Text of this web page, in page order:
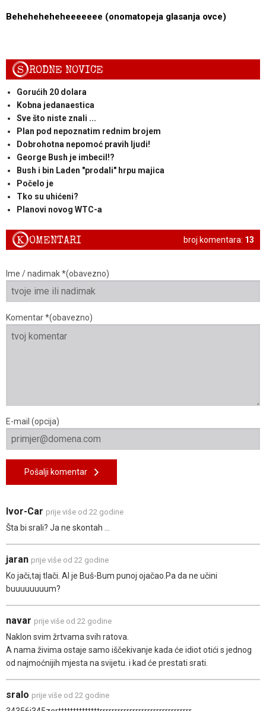
Beheheheheheeeeeee (onomatopeja glasanja ovce)
SRODNE NOVICE
Gorućih 20 dolara
Kobna jedanaestica
Sve što niste znali ...
Plan pod nepoznatim rednim brojem
Dobrohotna nepomoć pravih ljudi!
George Bush je imbecil!?
Bush i bin Laden "prodali" hrpu majica
Počelo je
Tko su uhićeni?
Planovi novog WTC-a
broj komentara: 13
KOMENTARI
Ime / nadimak *(obavezno)
Komentar *(obavezno)
E-mail (opcija)
Pošalji komentar
Ivor-Car prije više od 22 godine
Šta bi srali? Ja ne skontah ...
jaran prije više od 22 godine
Ko jači,taj tlači. Al je Buš-Bum punoj ojačao.Pa da ne učini
buuuuuuuum?
navar prije više od 22 godine
Naklon svim žrtvama svih ratova.
A nama živima ostaje samo iščekivanje kada će idiot otići s jednog
od najmoćnijih mjesta na svijetu. i kad će prestati srati.
sralo prije više od 22 godine